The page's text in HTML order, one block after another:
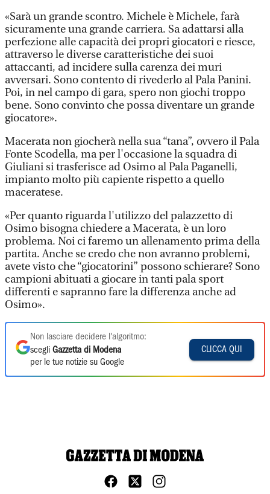
«Sarà un grande scontro. Michele è Michele, farà
sicuramente una grande carriera. Sa adattarsi alla
perfezione alle capacità dei propri giocatori e riesce,
attraverso le diverse caratteristiche dei suoi
attaccanti, ad incidere sulla carenza dei muri
avversari. Sono contento di rivederlo al Pala Panini.
Poi, in nel campo di gara, spero non giochi troppo
bene. Sono convinto che possa diventare un grande
giocatore».
Macerata non giocherà nella sua “tana”, ovvero il Pala
Fonte Scodella, ma per l'occasione la squadra di
Giuliani si trasferisce ad Osimo al Pala Paganelli,
impianto molto più capiente rispetto a quello
maceratese.
«Per quanto riguarda l'utilizzo del palazzetto di
Osimo bisogna chiedere a Macerata, è un loro
problema. Noi ci faremo un allenamento prima della
partita. Anche se credo che non avranno problemi,
avete visto che “giocatorini” possono schierare? Sono
campioni abituati a giocare in tanti pala sport
differenti e sapranno fare la differenza anche ad
Osimo».
Non lasciare decidere l'algoritmo:
scegli Gazzetta di Modena
per le tue notizie su Google
CLICCA QUI